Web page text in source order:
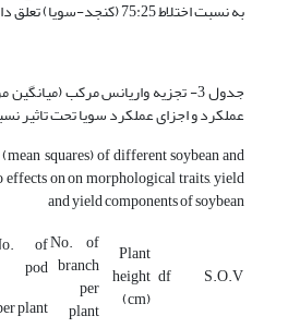
به نسبت اختلاط 75:25 (کنجد-سویا) تعلق داشت.
جدول 3- تجزیه واریانس مرکب
عملکرد و اجزای عملکرد سویا تحت تاثیر
squares) of different soybean and
on on morphological traits, yield
and yield components of soybean
S.O.V
df
Plant
height
(cm)
No. of
branch
per
plant
of
pod
plant